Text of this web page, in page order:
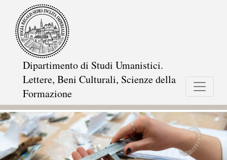
Dipartimento di Studi Umanistici.
Lettere, Beni Culturali, Scienze della
Formazione